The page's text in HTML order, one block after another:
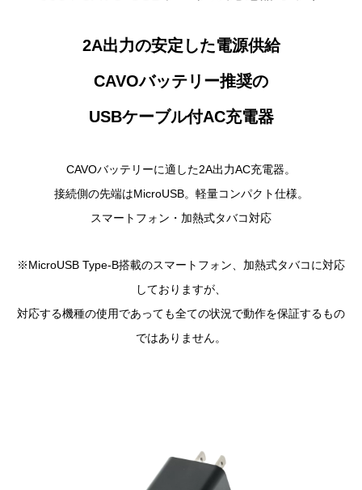
2A出力の安定した電源供給
CAVOバッテリー推奨の
USBケーブル付AC充電器
CAVOバッテリーに適した2A出力AC充電器。
接続側の先端はMicroUSB。軽量コンパクト仕様。
スマートフォン・加熱式タバコ対応
※MicroUSB Type-B搭載のスマートフォン、加熱式タバコに対応
しておりますが、
対応する機種の使用であっても全ての状況で動作を保証するもの
ではありません。